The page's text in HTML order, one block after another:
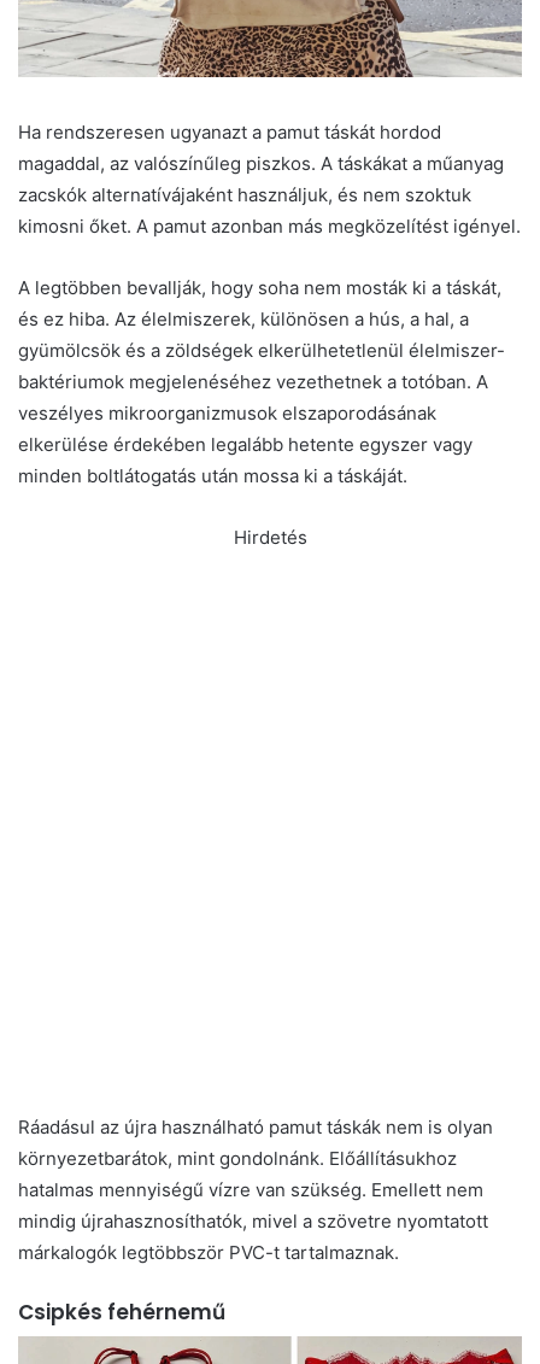
Ha rendszeresen ugyanazt a pamut táskát hordod
magaddal, az valószínűleg piszkos. A táskákat a műanyag
zacskók alternatívájaként használjuk, és nem szoktuk
kimosni őket. A pamut azonban más megközelítést igényel.
A legtöbben bevallják, hogy soha nem mosták ki a táskát,
és ez hiba. Az élelmiszerek, különösen a hús, a hal, a
gyümölcsök és a zöldségek elkerülhetetlenül élelmiszer-
baktériumok megjelenéséhez vezethetnek a totóban. A
veszélyes mikroorganizmusok elszaporodásának
elkerülése érdekében legalább hetente egyszer vagy
minden boltlátogatás után mossa ki a táskáját.
Hirdetés
Ráadásul az újra használható pamut táskák nem is olyan
környezetbarátok, mint gondolnánk. Előállításukhoz
hatalmas mennyiségű vízre van szükség. Emellett nem
mindig újrahasznosíthatók, mivel a szövetre nyomtatott
márkalogók legtöbbször PVC-t tartalmaznak.
Csipkés fehérnemű